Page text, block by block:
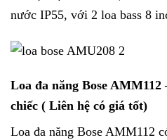
nước IP55, với 2 loa bass 8
Loa đa năng Bose AMM112
chiếc ( Liên hệ có giá tốt)
Loa đa năng Bose AMM112